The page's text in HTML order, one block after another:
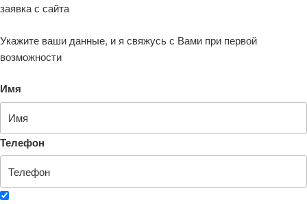
заявка с сайта
Укажите ваши данные, и я свяжусь с Вами при первой
возможности
Имя
Телефон